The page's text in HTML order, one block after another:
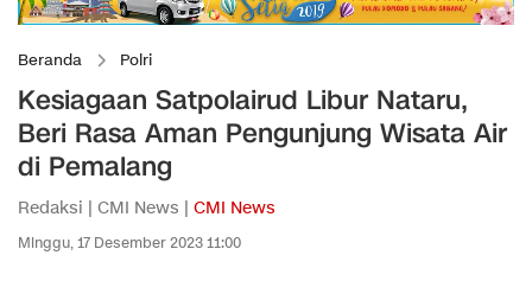
Beranda Polri
Kesiagaan Satpolairud Libur Nataru,
Beri Rasa Aman Pengunjung Wisata Air
di Pemalang
Redaksi | CMI News | CMI News
Minggu, 17 Desember 2023 11:00